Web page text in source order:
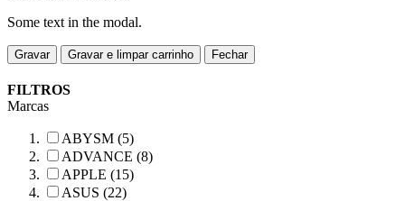
Some text in the modal.
Gravar Gravar e limpar carrinho Fechar
FILTROS
Marcas
ABYSM (5)
ADVANCE (8)
APPLE (15)
ASUS (22)